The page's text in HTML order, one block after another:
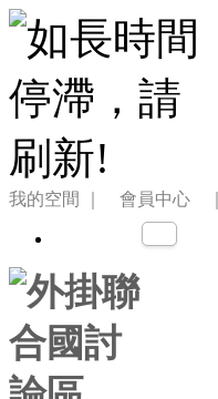
我的空間 ｜ 會員中心 ｜